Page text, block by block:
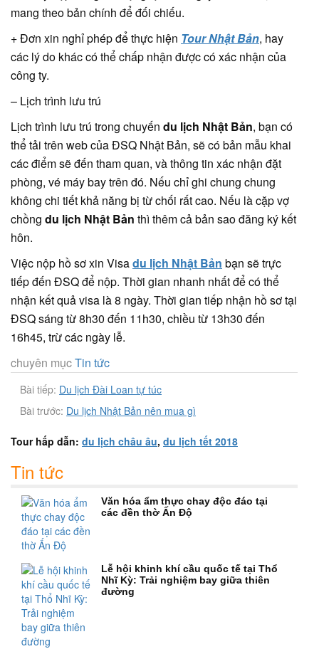
mang theo bản chính để đối chiếu.
+ Đơn xin nghỉ phép để thực hiện Tour Nhật Bản, hay
các lý do khác có thể chấp nhận được có xác nhận của
công ty.
– Lịch trình lưu trú
Lịch trình lưu trú trong chuyến du lịch Nhật Bản, bạn có
thể tải trên web của ĐSQ Nhật Bản, sẽ có bản mẫu khai
các điểm sẽ đến tham quan, và thông tin xác nhận đặt
phòng, vé máy bay trên đó. Nếu chỉ ghi chung chung
không chi tiết khả năng bị từ chối rất cao. Nếu là cặp vợ
chồng du lịch Nhật Bản thì thêm cả bản sao đăng ký kết
hôn.
Việc nộp hồ sơ xin Visadu lịch Nhật Bản bạn sẽ trực
tiếp đến ĐSQ để nộp. Thời gian nhanh nhất để có thể
nhận kết quả visa là 8 ngày. Thời gian tiếp nhận hồ sơ tại
ĐSQ sáng từ 8h30 đến 11h30, chiều từ 13h30 đến
16h45, trừ các ngày lễ.
chuyên mụcTin tức
Bài tiếp: Du lịch Đài Loan tự túc
Bài trước: Du lịch Nhật Bản nên mua gì
Tour hấp dẫn: du lịch châu âu, du lịch tết 2018
Tin tức
Văn hóa ẩm thực chay độc đáo tại
các đền thờ Ấn Độ
Lễ hội khinh khí cầu quốc tế tại Thổ
Nhĩ Kỳ: Trải nghiệm bay giữa thiên
đường